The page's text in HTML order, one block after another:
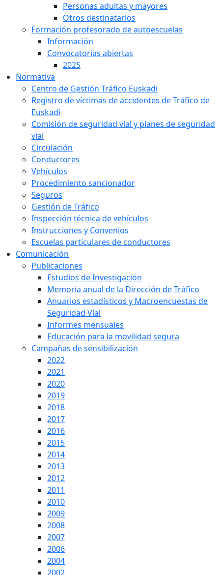
Personas adultas y mayores
Otros destinatarios
Formación profesorado de autoescuelas
Información
Convocatorias abiertas
2025
Normativa
Centro de Gestión Tráfico Euskadi
Registro de víctimas de accidentes de Tráfico de
Euskadi
Comisión de seguridad vial y planes de seguridad
vial
Circulación
Conductores
Vehículos
Procedimiento sancionador
Seguros
Gestión de Tráfico
Inspección técnica de vehículos
Instrucciones y Convenios
Escuelas particulares de conductores
Comunicación
Publicaciones
Estudios de Investigación
Memoria anual de la Dirección de Tráfico
Anuarios estadísticos y Macroencuestas de
Seguridad Víal
Informes mensuales
Educación para la movilidad segura
Campañas de sensibilización
2022
2021
2020
2019
2018
2017
2016
2015
2014
2013
2012
2011
2010
2009
2008
2007
2006
2004
2002